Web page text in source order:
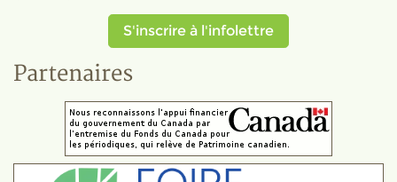
S'inscrire à l'infolettre
Partenaires